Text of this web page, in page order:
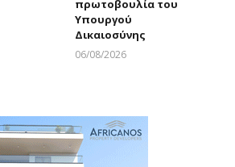
πρωτοβουλία του
Υπουργού
Δικαιοσύνης
06/08/2026